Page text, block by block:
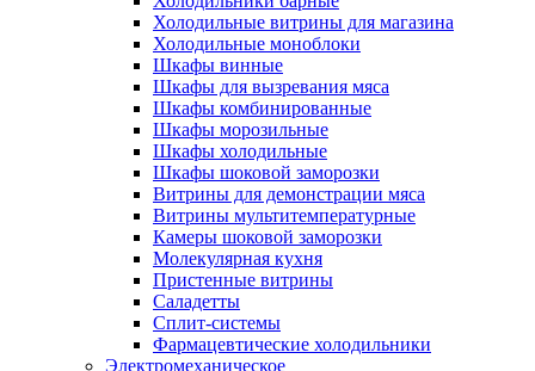
Холодильные витрины для магазина
Холодильные моноблоки
Шкафы винные
Шкафы для вызревания мяса
Шкафы комбинированные
Шкафы морозильные
Шкафы холодильные
Шкафы шоковой заморозки
Витрины для демонстрации мяса
Витрины мультитемпературные
Камеры шоковой заморозки
Молекулярная кухня
Пристенные витрины
Саладетты
Сплит-системы
Фармацевтические холодильники
Электромеханическое